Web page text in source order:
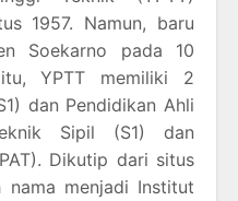
1957. Namun, baru
Soekarno pada 10
YPTT memiliki 2
dan Pendidikan Ahli
Sipil (S1) dan
Dikutip dari situs
nama menjadi Institut